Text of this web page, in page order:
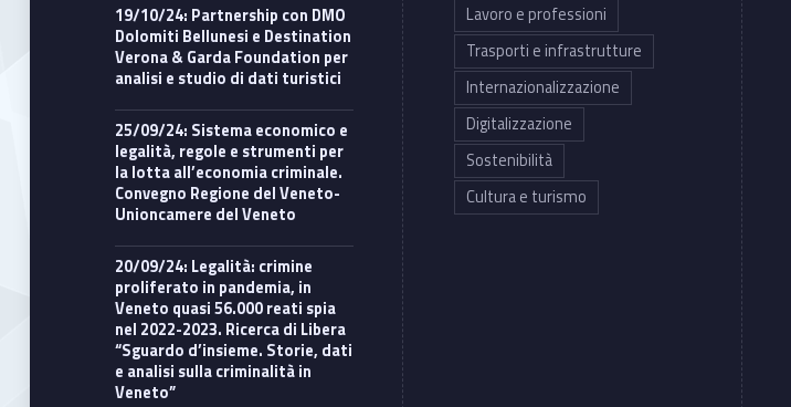
19/10/24: Partnership con DMO
Dolomiti Bellunesi e Destination
Verona & Garda Foundation per
analisi e studio di dati turistici
25/09/24: Sistema economico e
legalità, regole e strumenti per
la lotta all’economia criminale.
Convegno Regione del Veneto-
Unioncamere del Veneto
20/09/24: Legalità: crimine
proliferato in pandemia, in
Veneto quasi 56.000 reati spia
nel 2022-2023. Ricerca di Libera
“Sguardo d’insieme. Storie, dati
e analisi sulla criminalità in
Veneto”
Lavoro e professioni
Trasporti e infrastrutture
Internazionalizzazione
Digitalizzazione
Sostenibilità
Cultura e turismo